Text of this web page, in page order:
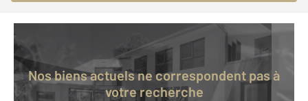
Nos biens actuels ne correspondent pas à
votre recherche